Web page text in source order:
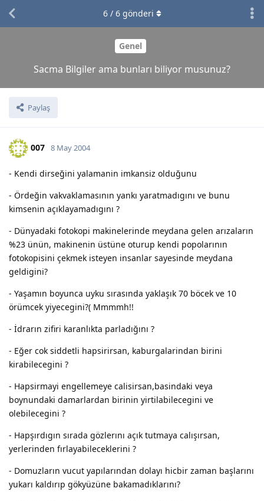
Genel
Sacma Bilgiler ama bunları biliyor musunuz?
Paylaş
6/ 6gönderi
007 8 May 2004
- Kendi dirseğini yalamanin imkansiz olduğunu
- Ördeğin vakvaklamasının yankı yaratmadıgını ve bunu
kimsenin açıklayamadıgını ?
- Dünyadaki fotokopi makinelerinde meydana gelen arızaların
%23 ünün, makinenin üstüne oturup kendi popolarının
fotokopisini çekmek isteyen insanlar sayesinde meydana
geldigini?
- Yaşamın boyunca uyku sırasında yaklaşık 70 böcek ve 10
örümcek yiyecegini?( Mmmmh!!
- İdrarın zifiri karanlıkta parladığını ?
- Eğer cok siddetli hapsirirsan, kaburgalarindan birini
kirabilecegini ?
- Hapsirmayi engellemeye calisirsan,basindaki veya
boynundaki damarlardan birinin yirtilabilecegini ve
olebilecegini ?
- Hapşırdıgın sırada gözlerını açık tutmaya calışırsan,
yerlerinden fırlayabileceklerini ?
- Domuzların vucut yapılarından dolayı hicbir zaman başlarını
yukarı kaldırıp gökyüzüne bakamadıklarını?